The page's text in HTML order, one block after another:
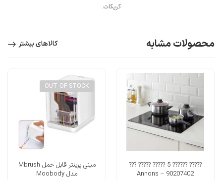
کریکات.
محصولات مشابه کالاهای بیشتر
????? ?????? 5 ????? ????? ???
Annons – 90207402
OUT OF STOCK
مینی پرینتر قابل حمل Mbrush
مدل Moobody